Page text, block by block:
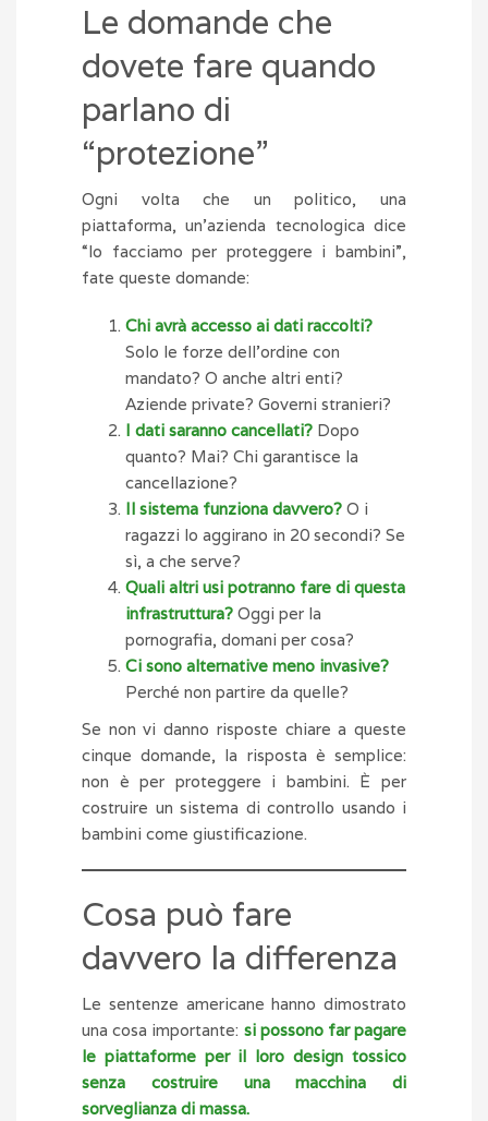
Le domande che
dovete fare quando
parlano di
“protezione”
Ogni volta che un politico, una
piattaforma, un’azienda tecnologica dice
“lo facciamo per proteggere i bambini”,
fate queste domande:
Chi avrà accesso ai dati raccolti?
Solo le forze dell’ordine con
mandato? O anche altri enti?
Aziende private? Governi stranieri?
I dati saranno cancellati? Dopo
quanto? Mai? Chi garantisce la
cancellazione?
Il sistema funziona davvero? O i
ragazzi lo aggirano in 20 secondi? Se
sì, a che serve?
Quali altri usi potranno fare di questa
infrastruttura? Oggi per la
pornografia, domani per cosa?
Ci sono alternative meno invasive?
Perché non partire da quelle?
Se non vi danno risposte chiare a queste
cinque domande, la risposta è semplice:
non è per proteggere i bambini. È per
costruire un sistema di controllo usando i
bambini come giustificazione.
Cosa può fare
davvero la differenza
Le sentenze americane hanno dimostrato
una cosa importante: si possono far pagare
le piattaforme per il loro design tossico
senza costruire una macchina di
sorveglianza di massa.